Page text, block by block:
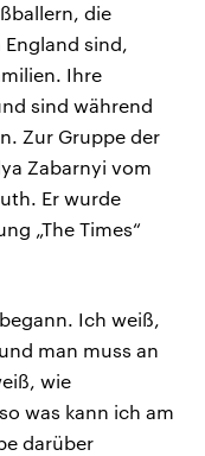
die
sind,
Ihre
sind während
Zur Gruppe der
Zabarnyi vom
Er wurde
„The Times“
Ich weiß,
man muss an
wie
was kann ich am
darüber